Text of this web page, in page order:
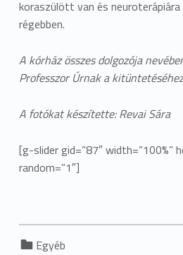
koraszülött van és
régebben.
A kórház összes dolgozója
Professzor Úrnak a
A fotókat készítette: Revai Sára
[g-slider gid=”87″ width=”100%”
random=”1″]
Categorized in:
Egyéb